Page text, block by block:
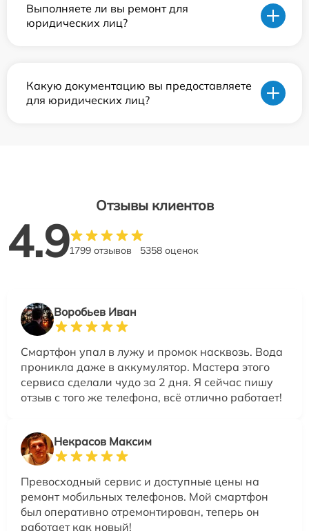
Выполняете ли вы ремонт для
юридических лиц?
Какую документацию вы предоставляете
для юридических лиц?
Отзывы клиентов
4.91799 отзывов 5358 оценок
Воробьев Иван
Смартфон упал в лужу и промок насквозь. Вода
проникла даже в аккумулятор. Мастера этого
сервиса сделали чудо за 2 дня. Я сейчас пишу
отзыв с того же телефона, всё отлично работает!
Некрасов Максим
Превосходный сервис и доступные цены на
ремонт мобильных телефонов. Мой смартфон
был оперативно отремонтирован, теперь он
работает как новый!